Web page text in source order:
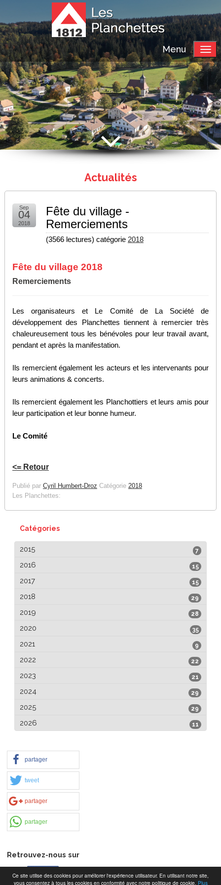
Ce site utilise des cookies pour améliorer l'expérience utilisateur. En utilisant notre site,
vous consentez à tous les cookies en conformité avec notre politique de cookie. Plus
Menu
Actualités
Fête du village -
Remerciements
(3566 lectures) catégorie 2018
Sep
04
2018
Fête du village 2018
Remerciements
Les organisateurs et Le Comité de La Société de
développement des Planchettes tiennent à remercier très
chaleureusement tous les bénévoles pour leur travail avant,
pendant et après la manifestation.
Ils remercient également les acteurs et les intervenants pour
leurs animations & concerts.
Ils remercient également les Planchottiers et leurs amis pour
leur participation et leur bonne humeur.
Le Comité
<= Retour
Publié par Cyril Humbert-Droz Catégorie 2018
Les Planchettes:
Catégories
7
2015
15
2016
15
2017
29
2018
28
2019
35
2020
9
2021
22
2022
21
2023
29
2024
29
2025
11
2026
partager
tweet
partager
partager
Retrouvez-nous sur